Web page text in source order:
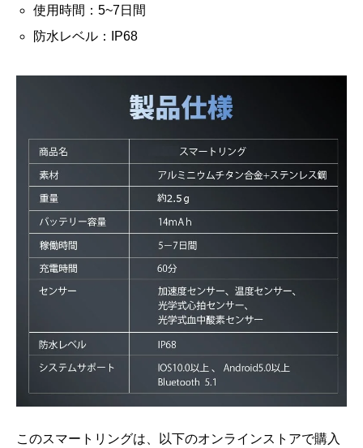
使用時間：5~7日間
防水レベル：IP68
このスマートリングは、以下のオンラインストアで購入